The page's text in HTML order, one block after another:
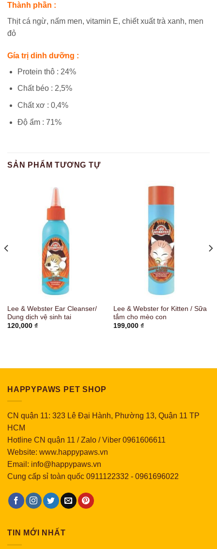
Thành phần :
Thịt cá ngừ, nấm men, vitamin E, chiết xuất trà xanh, men
đỏ
Gía trị dinh dưỡng :
Protein thô : 24%
Chất béo : 2,5%
Chất xơ : 0,4%
Độ ẩm : 71%
SẢN PHẨM TƯƠNG TỰ
Lee & Webster Ear Cleanser/
Dung dịch vệ sinh tai
120,000 ₫
Lee & Webster for Kitten / Sữa
tắm cho mèo con
199,000 ₫
HAPPYPAWS PET SHOP
CN quận 11: 323 Lê Đại Hành, Phường 13, Quận 11 TP
HCM
Hotline CN quận 11 / Zalo / Viber 0961606611
Website: www.happypaws.vn
Email: info@happypaws.vn
Cung cấp sỉ toàn quốc 0911122332 - 0961696022
TIN MỚI NHẤT